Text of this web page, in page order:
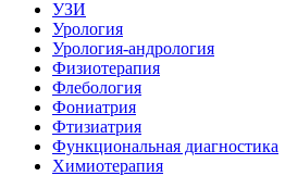
УЗИ
Урология
Урология-андрология
Физиотерапия
Флебология
Фониатрия
Фтизиатрия
Функциональная диагностика
Химиотерапия